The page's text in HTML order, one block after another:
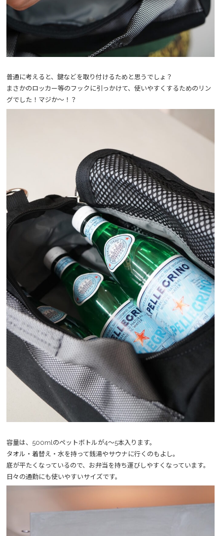
普通に考えると、鍵などを取り付けるためと思うでしょ？
まさかのロッカー等のフックに引っかけて、使いやすくするためのリン
グでした！マジか～！？
容量は、500mlのペットボトルが4〜5本入ります。
タオル・着替え・水を持って銭湯やサウナに行くのもよし。
底が平たくなっているので、お弁当を持ち運びしやすくなっています。
日々の通勤にも使いやすいサイズです。